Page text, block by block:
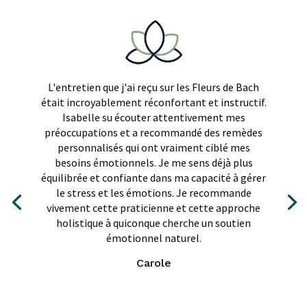
L'entretien que j'ai reçu sur les Fleurs de Bach
était incroyablement réconfortant et instructif.
Isabelle su écouter attentivement mes
préoccupations et a recommandé des remèdes
personnalisés qui ont vraiment ciblé mes
besoins émotionnels. Je me sens déjà plus
équilibrée et confiante dans ma capacité à gérer
le stress et les émotions. Je recommande
vivement cette praticienne et cette approche
holistique à quiconque cherche un soutien
émotionnel naturel.
Carole